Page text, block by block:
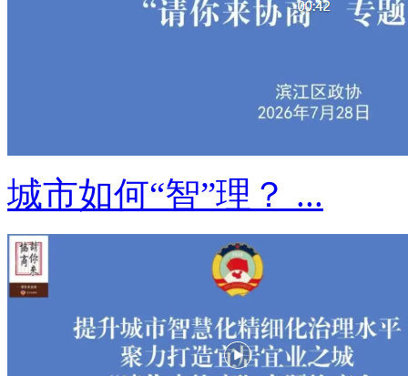
城市如何“智”理？ ...